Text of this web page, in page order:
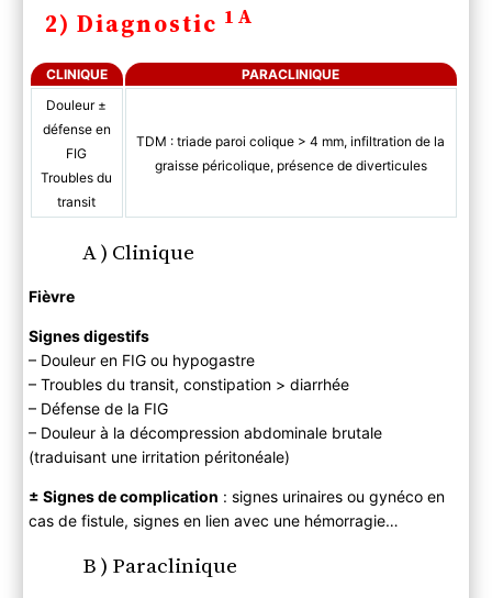
B) Complications
A ) Bilan
B ) Traitement
Complications infectieuses
Sténoses
2) Diagnostic 1A
CLINIQUE
PARACLINIQUE
Douleur ±
défense en
FIG
Troubles du
transit
TDM : triade paroi colique > 4 mm, infiltration de la
graisse péricolique, présence de diverticules
A ) Clinique
Fièvre
Signes digestifs
– Douleur en FIG ou hypogastre
– Troubles du transit, constipation > diarrhée
– Défense de la FIG
– Douleur à la décompression abdominale brutale
(traduisant une irritation péritonéale)
± Signes de complication : signes urinaires ou gynéco en
cas de fistule, signes en lien avec une hémorragie…
B ) Paraclinique